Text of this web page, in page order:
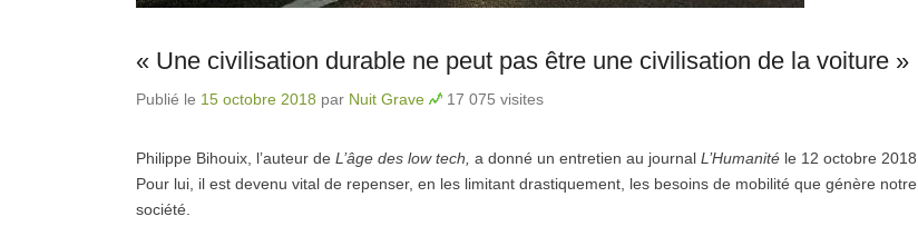
« Une civilisation durable ne peut pas être une civilisation de la voiture »
Publié le 15 octobre 2018 par Nuit Grave 17 075 visites
Philippe Bihouix, l’auteur de L’âge des low tech, a donné un entretien au journal L’Humanité le 12 octobre 2018.
Pour lui, il est devenu vital de repenser, en les limitant drastiquement, les besoins de mobilité que génère notre
société.